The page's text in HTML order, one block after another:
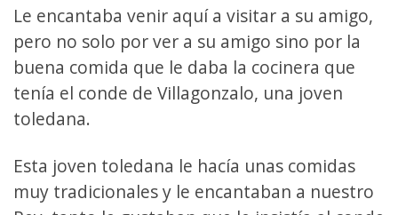
Le encantaba venir aquí a visitar a su amigo,
pero no solo por ver a su amigo sino por la
buena comida que le daba la cocinera que
tenía el conde de Villagonzalo, una joven
toledana.
Esta joven toledana le hacía unas comidas
muy tradicionales y le encantaban a nuestro